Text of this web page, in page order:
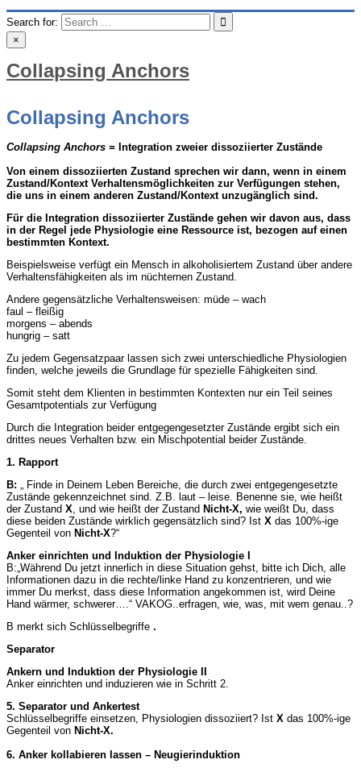
Search for:
×
Collapsing Anchors
Collapsing Anchors
Collapsing Anchors = Integration zweier dissoziierter Zustände
Von einem dissoziierten Zustand sprechen wir dann, wenn in einem
Zustand/Kontext Verhaltensmöglichkeiten zur Verfügungen stehen,
die uns in einem anderen Zustand/Kontext unzugänglich sind.
Für die Integration dissoziierter Zustände gehen wir davon aus, dass
in der Regel jede Physiologie eine Ressource ist, bezogen auf einen
bestimmten Kontext.
Beispielsweise verfügt ein Mensch in alkoholisiertem Zustand über andere
Verhaltensfähigkeiten als im nüchternen Zustand.
Andere gegensätzliche Verhaltensweisen: müde – wach
faul – fleißig
morgens – abends
hungrig – satt
Zu jedem Gegensatzpaar lassen sich zwei unterschiedliche Physiologien
finden, welche jeweils die Grundlage für spezielle Fähigkeiten sind.
Somit steht dem Klienten in bestimmten Kontexten nur ein Teil seines
Gesamtpotentials zur Verfügung
Durch die Integration beider entgegengesetzter Zustände ergibt sich ein
drittes neues Verhalten bzw. ein Mischpotential beider Zustände.
1. Rapport
B: „ Finde in Deinem Leben Bereiche, die durch zwei entgegengesetzte
Zustände gekennzeichnet sind. Z.B. laut – leise. Benenne sie, wie heißt
der Zustand X , und wie heißt der Zustand Nicht-X, wie weißt Du, dass
diese beiden Zustände wirklich gegensätzlich sind? Ist X das 100%-ige
Gegenteil von Nicht-X?“
Anker einrichten und Induktion der Physiologie I
B:„Während Du jetzt innerlich in diese Situation gehst, bitte ich Dich, alle
Informationen dazu in die rechte/linke Hand zu konzentrieren, und wie
immer Du merkst, dass diese Information angekommen ist, wird Deine
Hand wärmer, schwerer….“ VAKOG..erfragen, wie, was, mit wem genau..?
B merkt sich Schlüsselbegriffe .
Separator
Ankern und Induktion der Physiologie II
Anker einrichten und induzieren wie in Schritt 2.
5. Separator und Ankertest
Schlüsselbegriffe einsetzen, Physiologien dissoziiert? Ist X das 100%-ige
Gegenteil von Nicht-X.
6. Anker kollabieren lassen – Neugierinduktion